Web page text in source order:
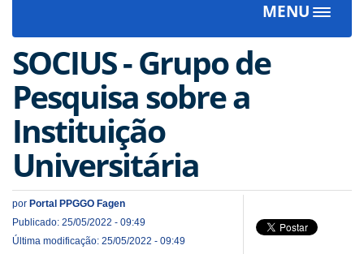
MENU
Toggle
SOCIUS - Grupo de
Pesquisa sobre a
Instituição
Universitária
por Portal PPGGO Fagen
Publicado: 25/05/2022 - 09:49
Última modificação: 25/05/2022 - 09:49